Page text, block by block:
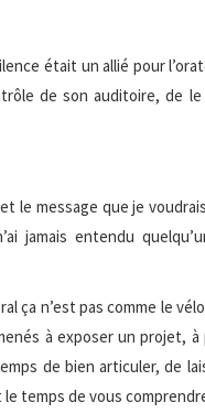
était un allié pour
de son auditoire, de le
le message que je
jamais entendu
ça n’est pas comme le
à exposer un projet,
de bien articuler, de
temps de vous